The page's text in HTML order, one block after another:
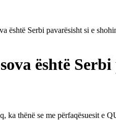
është Serbi pavarësisht si e
është
ka thënë se me përfaqësuesit e